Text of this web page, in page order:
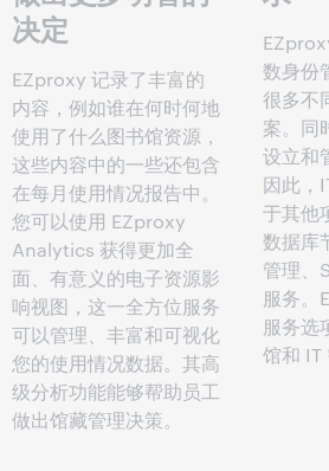
决定
EZproxy 记录了丰富的
内容，例如谁在何时何地
使用了什么图书馆资源，
这些内容中的一些还包含
在每月使用情况报告中。
您可以使用 EZproxy
Analytics 获得更加全
面、有意义的电子资源影
响视图，这一全方位服务
可以管理、丰富和可视化
您的使用情况数据。其高
级分析功能能够帮助员工
做出馆藏管理决策。
数身份
很多不
案。同
设立和
因此，
于其他
数据库
管理、
服务。
服务选
馆和 IT